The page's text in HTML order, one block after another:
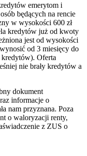
emerytom i
będących na rencie
w wysokości 600 zł
kredytów już od kwoty
jest od wysokości
od 3 miesięcy do
Oferta
nie brały kredytów a
dokument
informacje o
nam przyznana. Poza
o waloryzacji renty,
z ZUS o